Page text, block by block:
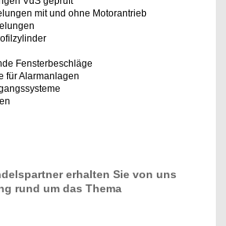
mit und ohne Motorantrieb
Fensterbeschläge
für Alarmanlagen
erhalten Sie von uns
rund um das Thema